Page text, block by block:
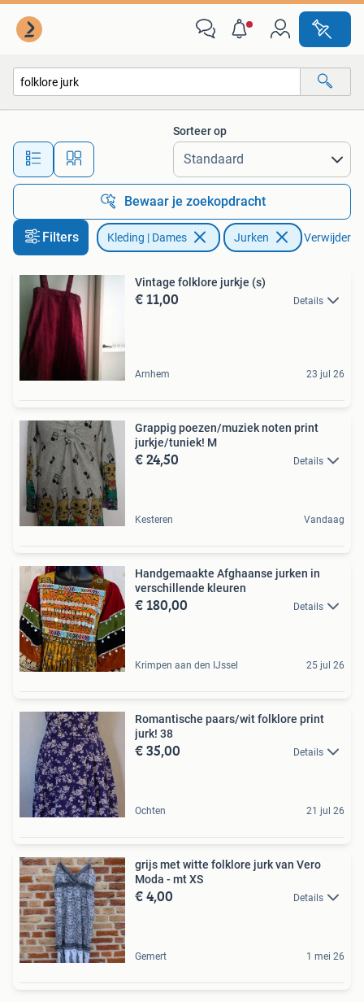
Alle afstanden…
Sorteer op
Bewaar je zoekopdracht
Filters Kleding | Dames Jurken Verwijder
Vintage folklore jurkje (s)
€ 11,00 Details
Arnhem 23 jul 26
Grappig poezen/muziek noten print
jurkje/tuniek! M
€ 24,50 Details
Kesteren Vandaag
Handgemaakte Afghaanse jurken in
verschillende kleuren
€ 180,00 Details
Krimpen aan den IJssel 25 jul 26
Romantische paars/wit folklore print
jurk! 38
€ 35,00 Details
Ochten 21 jul 26
grijs met witte folklore jurk van Vero
Moda - mt XS
€ 4,00 Details
Gemert 1 mei 26